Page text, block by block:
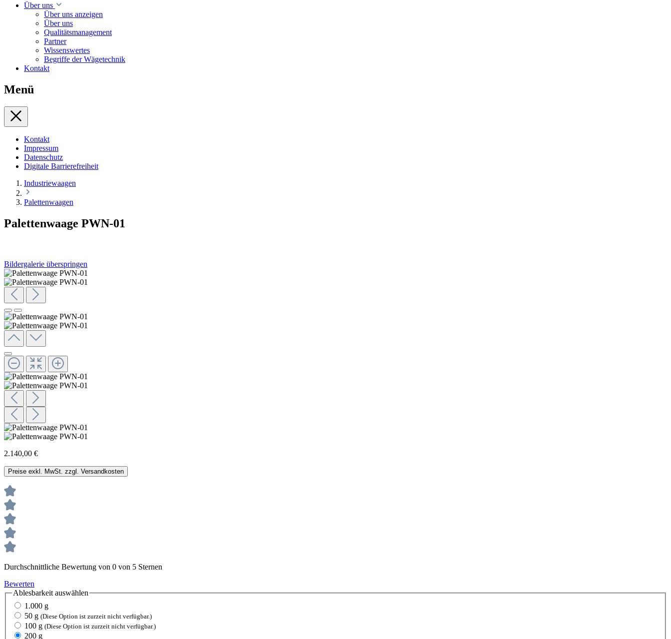
Über uns
Über uns anzeigen
Über uns
Qualitätsmanagement
Partner
Wissenswertes
Begriffe der Wägetechnik
Kontakt
Menü
Kontakt
Impressum
Datenschutz
Digitale Barrierefreiheit
Industriewaagen
Palettenwaagen
Palettenwaage PWN-01
Bildergalerie überspringen
2.140,00 €
Preise exkl. MwSt. zzgl. Versandkosten
Durchschnittliche Bewertung von 0 von 5 Sternen
Bewerten
Ablesbarkeitauswählen
1.000 g
50 g (Diese Option ist zurzeit nicht verfügbar.)
100 g (Diese Option ist zurzeit nicht verfügbar.)
200 g